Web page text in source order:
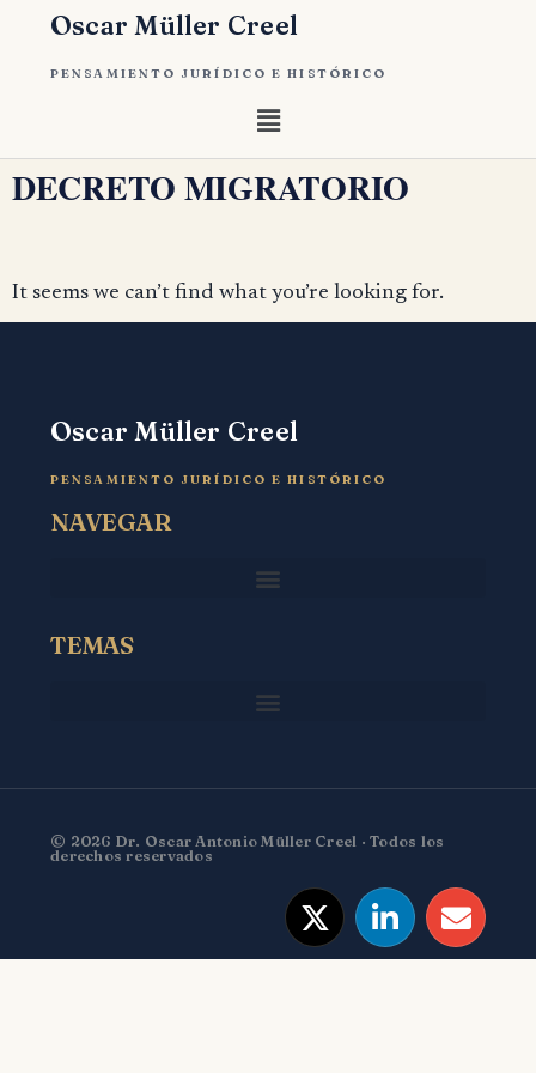
Oscar Müller Creel
PENSAMIENTO JURÍDICO E HISTÓRICO
DECRETO MIGRATORIO
It seems we can’t find what you’re looking for.
Oscar Müller Creel
PENSAMIENTO JURÍDICO E HISTÓRICO
NAVEGAR
TEMAS
© 2026 Dr. Oscar Antonio Müller Creel · Todos los
derechos reservados